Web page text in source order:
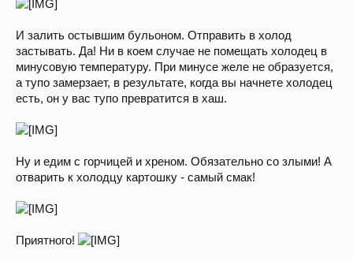
И залить остывшим бульоном. Отправить в холод
застывать. Да! Ни в коем случае не помещать холодец в
минусовую температуру. При минусе желе не образуется,
а тупо замерзает, в результате, когда вы начнете холодец
есть, он у вас тупо превратится в хаш.
Ну и едим с горчицей и хреном. Обязательно со злыми! А
отварить к холодцу картошку - самый смак!
Приятного!